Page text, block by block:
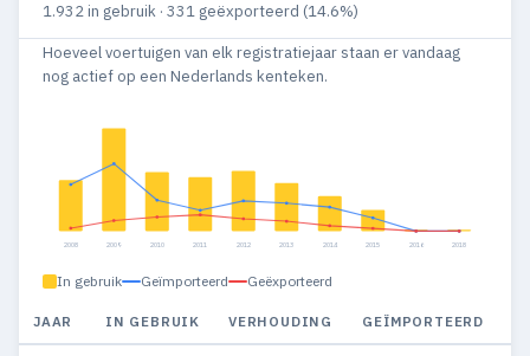
1.932 in gebruik · 331 geëxporteerd (14.6%)
Hoeveel voertuigen van elk registratiejaar staan er vandaag
nog actief op een Nederlands kenteken.
2008 2009 2010 2011 2012 2013 2014 2015 2016 2018
In gebruik Geïmporteerd Geëxporteerd
JAAR IN GEBRUIK VERHOUDING GEÏMPORTEERD